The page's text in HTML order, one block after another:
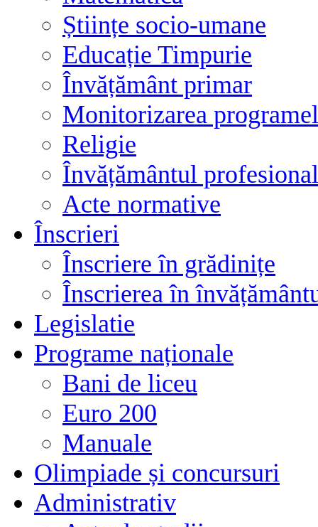
Științe socio-umane
Educație Timpurie
Învățământ primar
Monitorizarea
Religie
Învățământul
Acte normative
Înscrieri
Înscriere în grădinițe
Înscrierea în
Legislatie
Programe naționale
Bani de liceu
Euro 200
Manuale
Olimpiade și concursuri
Administrativ